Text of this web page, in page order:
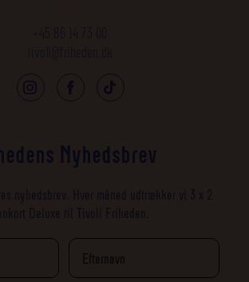
Nyhedsbrev
nyhedsbrev. Hver måned udtrækker vi 3 x 2
Deluxe til Tivoli Friheden.